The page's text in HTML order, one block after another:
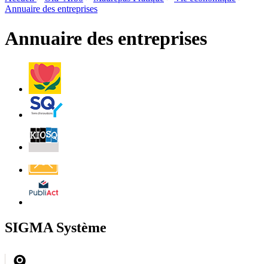
page flux
Annuaire des entreprises
Annuaire des entreprises
Villes
et
Villages
Fleuris
Saint-
Quentin
Billetterie
Affichage
légal
SIGMA Système